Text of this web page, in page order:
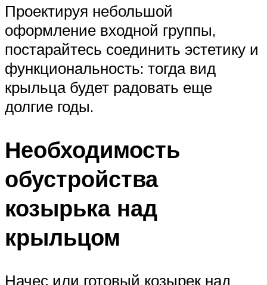
Проектируя небольшой
оформление входной группы,
постарайтесь соединить эстетику и
функциональность: тогда вид
крыльца будет радовать еще
долгие годы.
Необходимость
обустройства
козырька над
крыльцом
Начес или готовый козырек над